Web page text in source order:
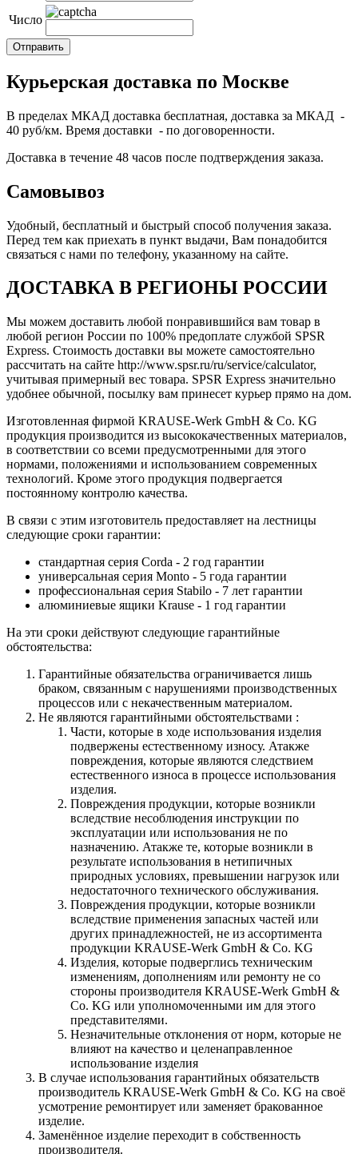
Число
Курьерская доставка по Москве
В пределах МКАД доставка бесплатная, доставка за МКАД -
40 руб/км. Время доставки - по договоренности.
Доставка в течение 48 часов после подтверждения заказа.
Самовывоз
Удобный, бесплатный и быстрый способ получения заказа.
Перед тем как приехать в пункт выдачи, Вам понадобится
связаться с нами по телефону, указанному на сайте.
ДОСТАВКА В РЕГИОНЫ РОССИИ
Мы можем доставить любой понравившийся вам товар в
любой регион России по 100% предоплате службой SPSR
Express. Стоимость доставки вы можете самостоятельно
рассчитать на сайте http://www.spsr.ru/ru/service/calculator,
учитывая примерный вес товара. SPSR Express значительно
удобнее обычной, посылку вам принесет курьер прямо на дом.
Изготовленная фирмой KRAUSE-Werk GmbH & Со. KG
продукция производится из высококачественных материалов,
в соответствии со всеми предусмотренными для этого
нормами, положениями и использованием современных
технологий. Кроме этого продукция подвергается
постоянному контролю качества.
В связи с этим изготовитель предоставляет на лестницы
следующие сроки гарантии:
стандартная серия Corda - 2 год гарантии
универсальная серия Monto - 5 года гарантии
профессиональная серия Stabilo - 7 лет гарантии
алюминиевые ящики Krause - 1 год гарантии
На эти сроки действуют следующие гарантийные
обстоятельства:
Гарантийные обязательства ограничивается лишь
браком, связанным с нарушениями производственных
процессов или с некачественным материалом.
Не являются гарантийными обстоятельствами :
Части, которые в ходе использования изделия
подвержены естественному износу. Атакже
повреждения, которые являются следствием
естественного износа в процессе использования
изделия.
Повреждения продукции, которые возникли
вследствие несоблюдения инструкции по
эксплуатации или использования не по
назначению. Атакже те, которые возникли в
результате использования в нетипичных
природных условиях, превышении нагрузок или
недостаточного технического обслуживания.
Повреждения продукции, которые возникли
вследствие применения запасных частей или
других принадлежностей, не из ассортимента
продукции KRAUSE-Werk GmbH & Со. KG
Изделия, которые подверглись техническим
изменениям, дополнениям или ремонту не со
стороны производителя KRAUSE-Werk GmbH &
Со. KG или уполномоченными им для этого
представителями.
Незначительные отклонения от норм, которые не
влияют на качество и целенаправленное
использование изделия
В случае использования гарантийных обязательств
производитель KRAUSE-Werk GmbH & Со. KG на своё
усмотрение ремонтирует или заменяет бракованное
изделие.
Заменённое изделие переходит в собственность
производителя.